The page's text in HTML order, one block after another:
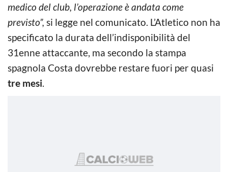
medico del club, l’operazione è andata come
previsto”, si legge nel comunicato. L’Atletico non ha
specificato la durata dell’indisponibilità del
31enne attaccante, ma secondo la stampa
spagnola Costa dovrebbe restare fuori per quasi
tre mesi.